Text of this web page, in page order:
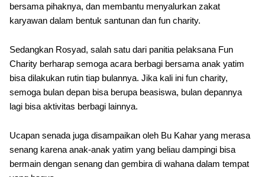
bersama pihaknya, dan membantu menyalurkan zakat
karyawan dalam bentuk santunan dan fun charity.
Sedangkan Rosyad, salah satu dari panitia pelaksana Fun
Charity berharap semoga acara berbagi bersama anak yatim
bisa dilakukan rutin tiap bulannya. Jika kali ini fun charity,
semoga bulan depan bisa berupa beasiswa, bulan depannya
lagi bisa aktivitas berbagi lainnya.
Ucapan senada juga disampaikan oleh Bu Kahar yang merasa
senang karena anak-anak yatim yang beliau dampingi bisa
bermain dengan senang dan gembira di wahana dalam tempat